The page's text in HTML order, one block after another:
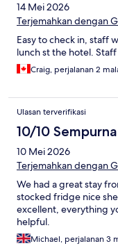
14 Mei 2026
Terjemahkan dengan
Easy to check in, staff
lunch st the hotel.
Craig, perjalanan 2
Ulasan terverifikasi
10/10 Sempurna
10 Mei 2026
Terjemahkan dengan
We had a great stay
stocked fridge nice
excellent, everything
helpful.
Michael, perjalanan 3